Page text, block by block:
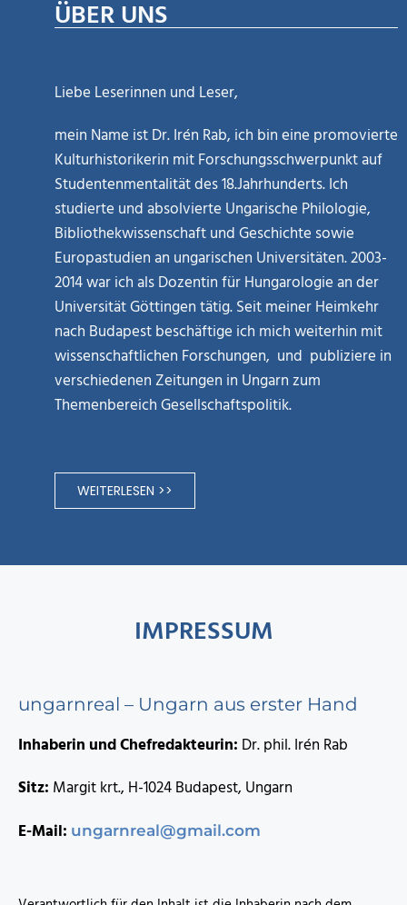
ÜBER UNS
Liebe Leserinnen und Leser,
mein Name ist Dr. Irén Rab, ich bin eine promovierte
Kulturhistorikerin mit Forschungsschwerpunkt auf
Studentenmentalität des 18.Jahrhunderts. Ich
studierte und absolvierte Ungarische Philologie,
Bibliothekwissenschaft und Geschichte sowie
Europastudien an ungarischen Universitäten. 2003-
2014 war ich als Dozentin für Hungarologie an der
Universität Göttingen tätig. Seit meiner Heimkehr
nach Budapest beschäftige ich mich weiterhin mit
wissenschaftlichen Forschungen, und publiziere in
verschiedenen Zeitungen in Ungarn zum
Themenbereich Gesellschaftspolitik.
WEITERLESEN >>
IMPRESSUM
ungarnreal – Ungarn aus erster Hand
Inhaberin und Chefredakteurin: Dr. phil. Irén Rab
Sitz: Margit krt., H-1024 Budapest, Ungarn
E-Mail: ungarnreal@gmail.com